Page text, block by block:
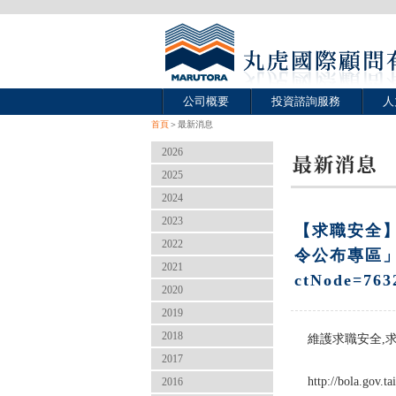
公司概要 投資諮詢服務
首頁＞最新消息
2026
2025
2024
2023
2022
2021
2020
2019
2018
2017
2016
【求職安全
令公布專區
維護求職安全,
http://